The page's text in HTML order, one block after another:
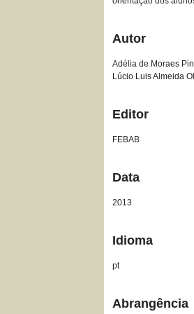
Autor
Adélia de Moraes
Lúcio Luis Almeida
Editor
FEBAB
Data
2013
Idioma
pt
Abrangência